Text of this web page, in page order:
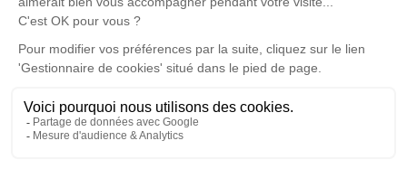
Organiser des obsèques
Marbrerie Funéraire
Services aux familles
Demande de rendez-vous en
agence
Politique de traitement des données personnelles
Politique d’utilisation des cookies